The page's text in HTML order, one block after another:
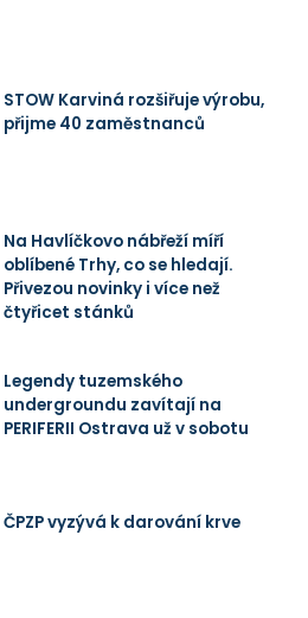
STOW Karviná rozšiřuje výrobu,
přijme 40 zaměstnanců
Na Havlíčkovo nábřeží míří
oblíbené Trhy, co se hledají.
Přivezou novinky i více než
čtyřicet stánků
Legendy tuzemského
undergroundu zavítají na
PERIFERII Ostrava už v sobotu
ČPZP vyzývá k darování krve